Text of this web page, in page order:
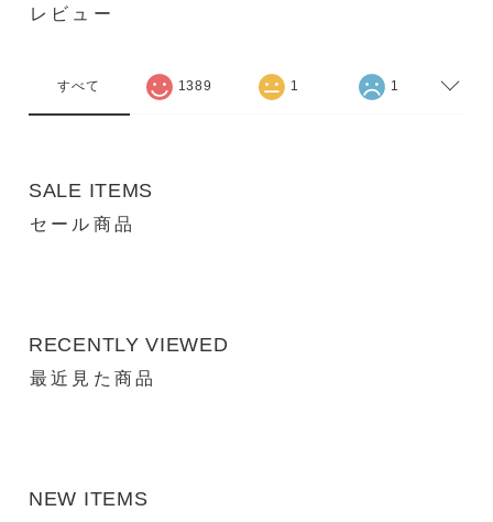
レビュー
すべて 1389 1 1
SALE ITEMS
セール商品
RECENTLY VIEWED
最近見た商品
NEW ITEMS